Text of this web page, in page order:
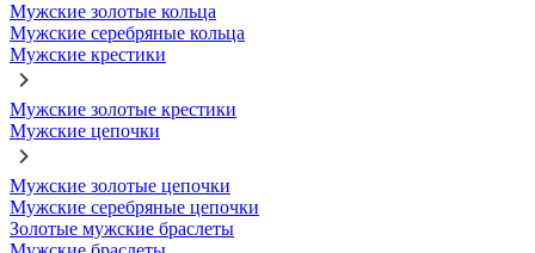
Мужские золотые кольца
Мужские серебряные кольца
Мужские крестики
Мужские золотые крестики
Мужские цепочки
Мужские золотые цепочки
Мужские серебряные цепочки
Золотые мужские браслеты